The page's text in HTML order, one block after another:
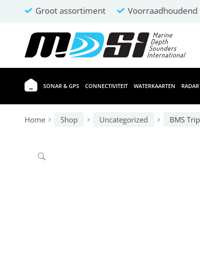
Groot assortiment Voorraadhoudend
SONAR & GPS CONNECTIVITEIT WATERKAARTEN RADAR
Home Shop Uncategorized BMS